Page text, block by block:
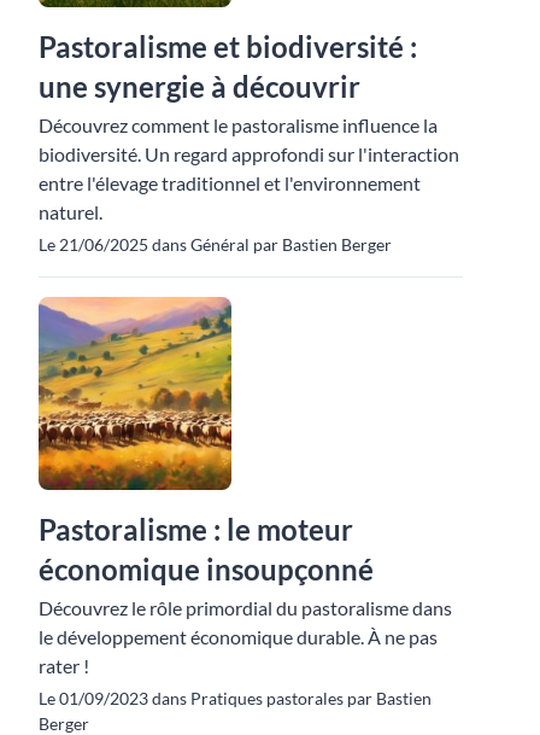
Pastoralisme et biodiversité :
une synergie à découvrir
Découvrez comment le pastoralisme influence la
biodiversité. Un regard approfondi sur l'interaction
entre l'élevage traditionnel et l'environnement
naturel.
Le 21/06/2025 dans Général par Bastien Berger
Pastoralisme : le moteur
économique insoupçonné
Découvrez le rôle primordial du pastoralisme dans
le développement économique durable. À ne pas
rater !
Le 01/09/2023 dans Pratiques pastorales par Bastien
Berger